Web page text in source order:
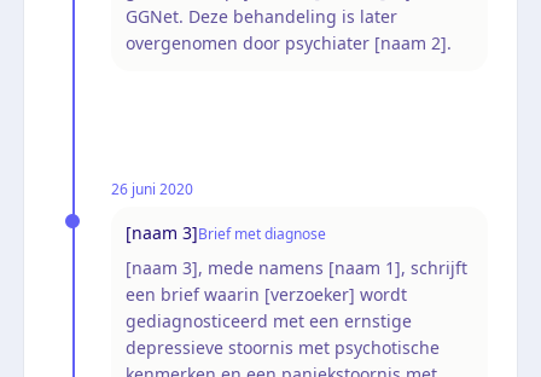
GGNet. Deze behandeling is later
overgenomen door psychiater [naam 2].
26 juni 2020
[naam 3]Brief met diagnose
[naam 3], mede namens [naam 1], schrijft
een brief waarin [verzoeker] wordt
gediagnosticeerd met een ernstige
depressieve stoornis met psychotische